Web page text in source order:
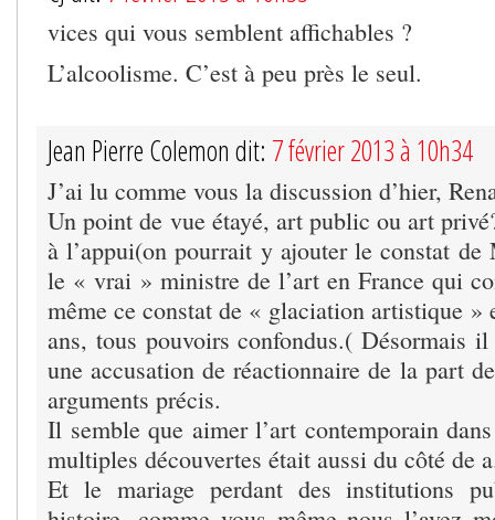
vices qui vous semblent affichables ?
L’alcoolisme. C’est à peu près le seul.
Jean Pierre Colemon dit: 7 février 2013 à 10h34
J’ai lu comme vous la discussion d’hier,
Un point de vue étayé, art public ou art
à l’appui(on pourrait y ajouter le constat
le « vrai » ministre de l’art en France qui
même ce constat de « glaciation artistique »
ans, tous pouvoirs confondus.( Désormais
une accusation de réactionnaire de la part
arguments précis.
Il semble que aimer l’art contemporain
multiples découvertes était aussi du côté de
Et le mariage perdant des institutions